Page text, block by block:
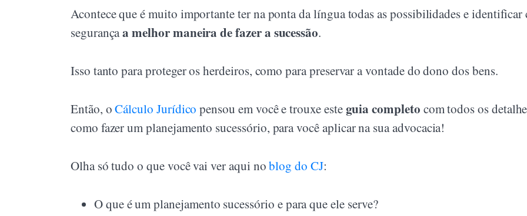
Acontece que é muito importante ter na ponta da língua todas as possibilidades e identificar
segurançaa melhor maneira de fazer a sucessão.
Isso tanto para proteger os herdeiros, como para preservar a vontade do dono dos bens.
Então, oCálculo Jurídico pensou em você e trouxe esteguia completo com todos os
como fazer um planejamento sucessório, para você aplicar na sua advocacia!
Olha só tudo o que você vai ver aqui noblog do CJ:
O que é um planejamento sucessório e para que ele serve?